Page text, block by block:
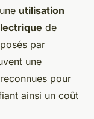
utilisation
de
par
une
pour
ainsi un coût